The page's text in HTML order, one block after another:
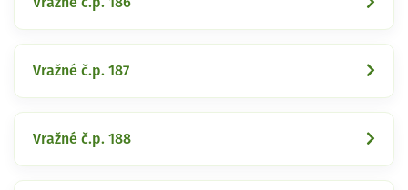
Vražné č.p. 187
Vražné č.p. 188